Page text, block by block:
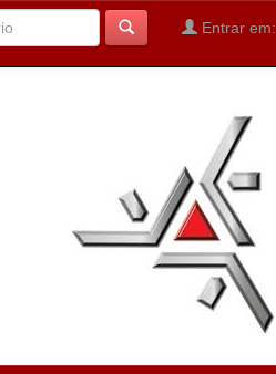
Entrar em: